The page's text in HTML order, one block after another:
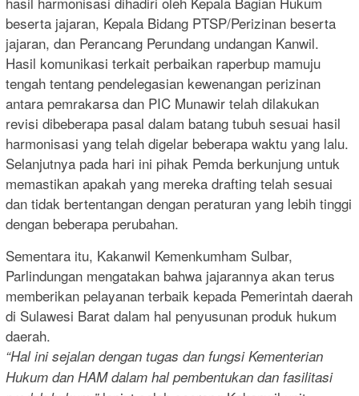
beserta jajaran, Kepala Bidang PTSP/Perizinan beserta
jajaran, dan Perancang Perundang undangan Kanwil.
Hasil komunikasi terkait perbaikan raperbup mamuju
tengah tentang pendelegasian kewenangan perizinan
antara pemrakarsa dan PIC Munawir telah dilakukan
revisi dibeberapa pasal dalam batang tubuh sesuai hasil
harmonisasi yang telah digelar beberapa waktu yang lalu.
Selanjutnya pada hari ini pihak Pemda berkunjung untuk
memastikan apakah yang mereka drafting telah sesuai
dan tidak bertentangan dengan peraturan yang lebih tinggi
dengan beberapa perubahan.
Sementara itu, Kakanwil Kemenkumham Sulbar,
Parlindungan mengatakan bahwa jajarannya akan terus
memberikan pelayanan terbaik kepada Pemerintah daerah
di Sulawesi Barat dalam hal penyusunan produk hukum
daerah.
“Hal ini sejalan dengan tugas dan fungsi Kementerian
Hukum dan HAM dalam hal pembentukan dan fasilitasi